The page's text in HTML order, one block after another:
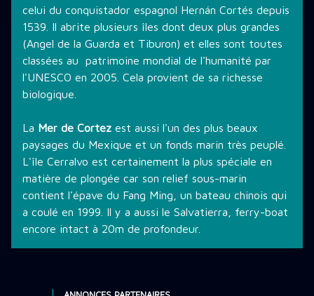
celui du conquistador espagnol Hernán Cortés depuis
1539. Il abrite plusieurs îles dont deux plus grandes
(Angel de la Guarda et Tiburon) et elles sont toutes
classées au patrimoine mondial de l'humanité par
l'UNESCO en 2005. Cela provient de sa richesse
biologique.
La Mer de Cortez est aussi l'un des plus beaux
paysages du Mexique et un fonds marin très peuplé.
L'île Cerralvo est certainement la plus spéciale en
matière de plongée car son relief sous-marin
contient l'épave du Fang Ming, un bateau chinois qui
a coulé en 1999. Il y a aussi le Salvatierra, ferry-boat
encore intact à 20m de profondeur.